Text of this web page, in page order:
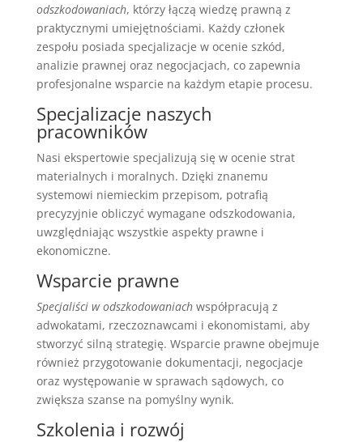
odszkodowaniach, którzy łączą wiedzę prawną z
praktycznymi umiejętnościami. Każdy członek
zespołu posiada specjalizacje w ocenie szkód,
analizie prawnej oraz negocjacjach, co zapewnia
profesjonalne wsparcie na każdym etapie procesu.
Specjalizacje naszych
pracowników
Nasi ekspertowie specjalizują się w ocenie strat
materialnych i moralnych. Dzięki znanemu
systemowi niemieckim przepisom, potrafią
precyzyjnie obliczyć wymagane odszkodowania,
uwzględniając wszystkie aspekty prawne i
ekonomiczne.
Wsparcie prawne
Specjaliści w odszkodowaniachwspółpracują z
adwokatami, rzeczoznawcami i ekonomistami, aby
stworzyć silną strategię. Wsparcie prawne obejmuje
również przygotowanie dokumentacji, negocjacje
oraz występowanie w sprawach sądowych, co
zwiększa szanse na pomyślny wynik.
Szkolenia i rozwój